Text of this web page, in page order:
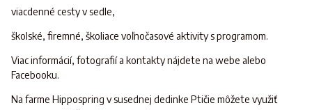
viacdenné cesty v sedle,
školské, firemné, školiace voľnočasové aktivity s programom.
Viac informácií, fotografií a kontakty nájdete na webe alebo
Facebooku.
Na farme Hippospring v susednej dedinke Ptičie môžete využiť